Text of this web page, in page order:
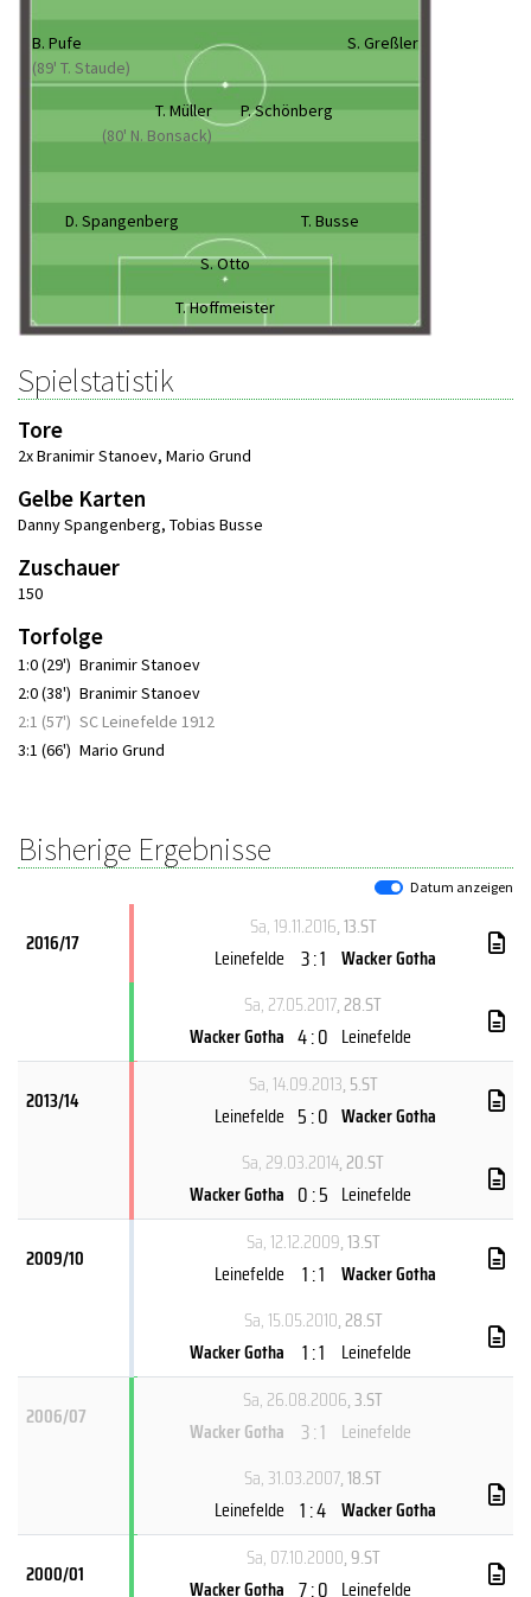
B. Pufe
(89' T. Staude)
S. Greßler
T. Müller
(80' N. Bonsack)
P. Schönberg
D. Spangenberg
T. Busse
S. Otto
T. Hoffmeister
Spielstatistik
Tore
2x Branimir Stanoev, Mario Grund
Gelbe Karten
Danny Spangenberg, Tobias Busse
Zuschauer
150
Torfolge
1:0 (29') Branimir Stanoev
2:0 (38') Branimir Stanoev
2:1 (57') SC Leinefelde 1912
3:1 (66') Mario Grund
Bisherige Ergebnisse
Datum anzeigen
2016/17
Sa, 19.11.2016, 13.ST
Leinefelde 3 : 1 Wacker Gotha
Sa, 27.05.2017, 28.ST
Wacker Gotha 4 : 0 Leinefelde
2013/14
Sa, 14.09.2013, 5.ST
Leinefelde 5 : 0 Wacker Gotha
Sa, 29.03.2014, 20.ST
Wacker Gotha 0 : 5 Leinefelde
2009/10
Sa, 12.12.2009, 13.ST
Leinefelde
1 : 1
Wacker Gotha
Sa, 15.05.2010, 28.ST
Wacker Gotha
1 : 1 Leinefelde
2006/07
Sa, 26.08.2006, 3.ST
Wacker Gotha
3 : 1 Leinefelde
Sa, 31.03.2007, 18.ST
Leinefelde 1 : 4 Wacker Gotha
2000/01
Sa, 07.10.2000, 9.ST
Wacker Gotha 7 : 0 Leinefelde